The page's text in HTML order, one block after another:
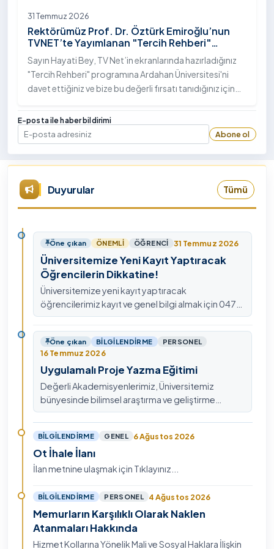
31 Temmuz 2026
Rektörümüz Prof. Dr. Öztürk Emiroğlu’nun
TVNET’te Yayımlanan "Tercih Rehberi"
Programındaki Röportajı
Sayın Hayati Bey, TV Net’in ekranlarında hazırladığınız
"Tercih Rehberi" programına Ardahan Üniversitesi'ni
davet ettiğiniz ve bize bu değerli fırsatı tanıdığınız için
teşekkürlerimi sunuyorum.
E-posta ile haber bildirimi
E-posta
Abone ol
Duyurular Tümü
Öne çıkan ÖNEMLI ÖĞRENCI 31 Temmuz 2026
Üniversitemize Yeni Kayıt Yaptıracak
Öğrencilerin Dikkatine!
Üniversitemize yeni kayıt yaptıracak
öğrencilerimiz kayıt ve genel bilgi almak için 0478
211 75 75 Dahili: 1913 nolu telefondan
ulaşabilirsiniz.
Öne çıkan BILGILENDIRME PERSONEL
16 Temmuz 2026
Uygulamalı Proje Yazma Eğitimi
Değerli Akademisyenlerimiz, Üniversitemiz
bünyesinde bilimsel araştırma ve geliştirme
kültürünü güçlendirmek, ulusal ve uluslararası fon
mekanizmala…
BILGILENDIRME GENEL 6 Ağustos 2026
Ot İhale İlanı
İlan metnine ulaşmak için Tıklayınız...
BILGILENDIRME PERSONEL 4 Ağustos 2026
Memurların Karşılıklı Olarak Naklen
Atanmaları Hakkında
Hizmet Kollarına Yönelik Mali ve Sosyal Haklara İlişkin